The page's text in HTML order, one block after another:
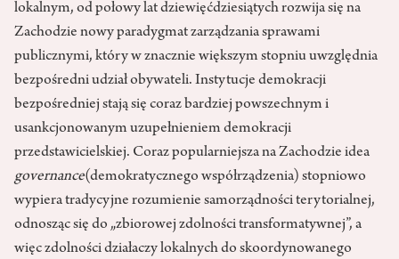
lokalnym, od połowy lat dziewięćdziesiątych rozwija się na
Zachodzie nowy paradygmat zarządzania sprawami
publicznymi, który w znacznie większym stopniu uwzględnia
bezpośredni udział obywateli. Instytucje demokracji
bezpośredniej stają się coraz bardziej powszechnym i
usankcjonowanym uzupełnieniem demokracji
przedstawicielskiej. Coraz popularniejsza na Zachodzie idea
governance(demokratycznego współrządzenia) stopniowo
wypiera tradycyjne rozumienie samorządności terytorialnej,
odnosząc się do „zbiorowej zdolności transformatywnej”, a
więc zdolności działaczy lokalnych do skoordynowanego